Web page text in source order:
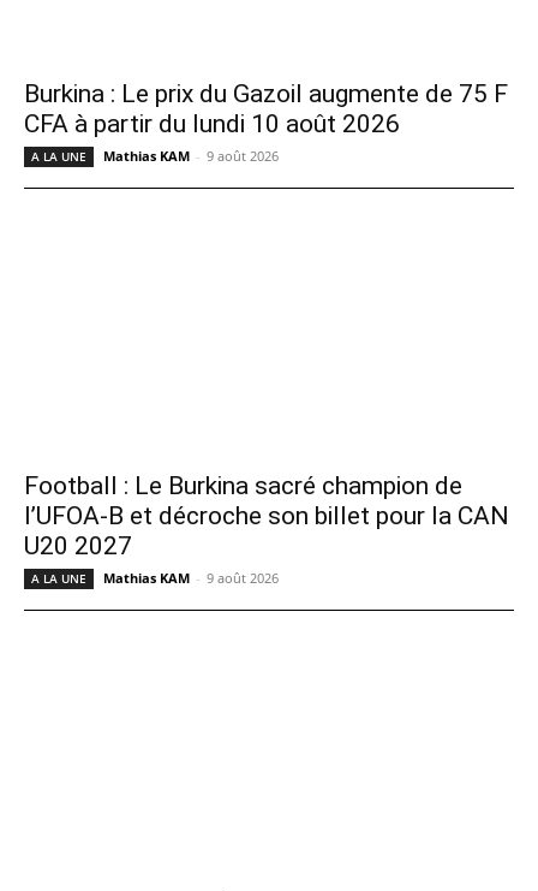
Burkina : Le prix du Gazoil augmente de 75 F
CFA à partir du lundi 10 août 2026
A LA UNE Mathias KAM - 9 août 2026
Football : Le Burkina sacré champion de
l’UFOA-B et décroche son billet pour la CAN
U20 2027
A LA UNE Mathias KAM - 9 août 2026